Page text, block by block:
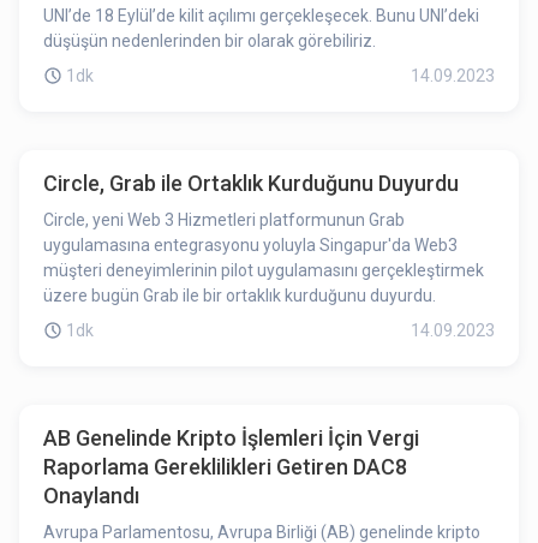
UNI’de 18 Eylül’de kilit açılımı gerçekleşecek. Bunu UNI’deki
düşüşün nedenlerinden bir olarak görebiliriz.
1dk
14.09.2023
Circle, Grab ile Ortaklık Kurduğunu Duyurdu
Circle, yeni Web 3 Hizmetleri platformunun Grab
uygulamasına entegrasyonu yoluyla Singapur'da Web3
müşteri deneyimlerinin pilot uygulamasını gerçekleştirmek
üzere bugün Grab ile bir ortaklık kurduğunu duyurdu.
1dk
14.09.2023
AB Genelinde Kripto İşlemleri İçin Vergi
Raporlama Gereklilikleri Getiren DAC8
Onaylandı
Avrupa Parlamentosu, Avrupa Birliği (AB) genelinde kripto